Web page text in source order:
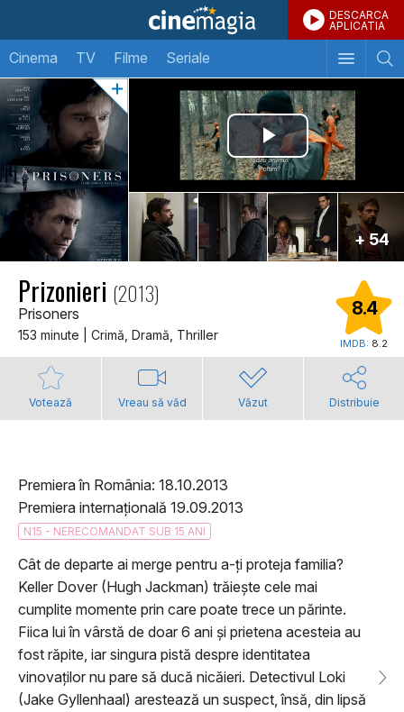
DESCARCA
APLICATIA
Cinema TV Filme Seriale
+ 54
Prizonieri (2013)
Prisoners
153 minute | Crimă, Dramă, Thriller
8.4
IMDB: 8.2
Votează Vreau să văd Văzut Distribuie
Premiera în România: 18.10.2013
Premiera internațională 19.09.2013
N15 - NERECOMANDAT SUB 15 ANI
Cât de departe ai merge pentru a-ți proteja familia?
Keller Dover (Hugh Jackman) trăiește cele mai
cumplite momente prin care poate trece un părinte.
Fiica lui în vârstă de doar 6 ani și prietena acesteia au
fost răpite, iar singura pistă despre identitatea
vinovaților nu pare să ducă nicăieri. Detectivul Loki
(Jake Gyllenhaal) arestează un suspect, însă, din lipsă